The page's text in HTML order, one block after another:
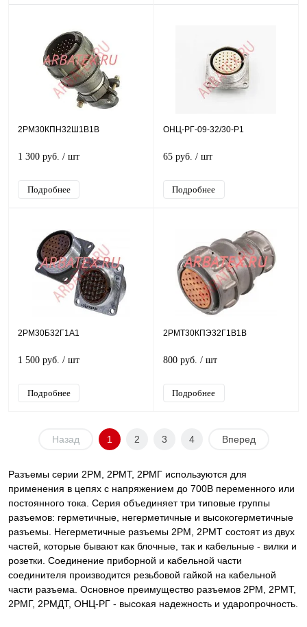
2РМ30КПН32Ш1В1В
1 300 руб. / шт
Подробнее
ОНЦ-РГ-09-32/30-Р1
65 руб. / шт
Подробнее
2РМ30Б32Г1А1
1 500 руб. / шт
Подробнее
2РМТ30КПЭ32Г1В1В
800 руб. / шт
Подробнее
Назад 1 2 3 4 Вперед
Разъемы серии 2РМ, 2РМТ, 2РМГ используются для
применения в цепях с напряжением до 700В переменного или
постоянного тока. Серия объединяет три типовые группы
разъемов: герметичные, негерметичные и высокогерметичные
разъемы. Негерметичные разъемы 2РМ, 2РМТ состоят из двух
частей, которые бывают как блочные, так и кабельные - вилки и
розетки. Соединение приборной и кабельной части
соединителя производится резьбовой гайкой на кабельной
части разъема. Основное преимущество разъемов 2РМ, 2РМТ,
2РМГ, 2РМДТ, ОНЦ-РГ - высокая надежность и ударопрочность.